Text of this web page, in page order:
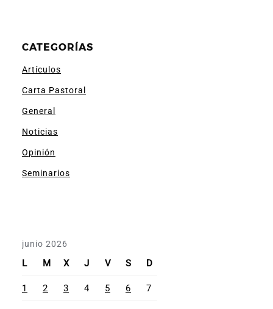
CATEGORÍAS
Artículos
Carta Pastoral
General
Noticias
Opinión
Seminarios
junio 2026
L M X J V S D
1 2 3 4 5 6 7